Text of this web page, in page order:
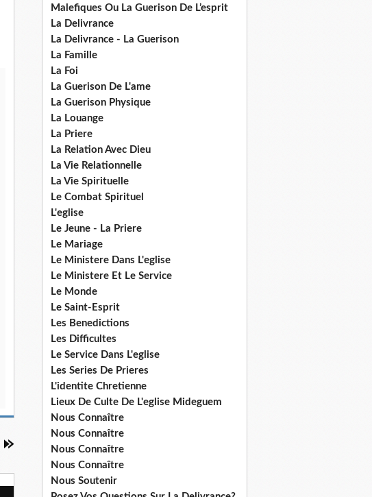
Malefiques Ou La Guerison De L’esprit
La Delivrance
La Delivrance - La Guerison
La Famille
La Foi
La Guerison De L'ame
La Guerison Physique
La Louange
La Priere
La Relation Avec Dieu
La Vie Relationnelle
La Vie Spirituelle
Le Combat Spirituel
L'eglise
Le Jeune - La Priere
Le Mariage
Le Ministere Dans L'eglise
Le Ministere Et Le Service
Le Monde
Le Saint-Esprit
Les Benedictions
Les Difficultes
Le Service Dans L'eglise
Les Series De Prieres
L'identite Chretienne
Lieux De Culte De L'eglise Mideguem
Nous Connaître
Nous Connaître
Nous Connaître
Nous Connaître
Nous Soutenir